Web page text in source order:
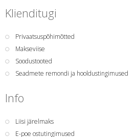
Klienditugi
Privaatsuspõhimõtted
Makseviise
Soodustooted
Seadmete remondi ja hooldustingimused
Info
Liisi järelmaks
E-poe ostutingimused